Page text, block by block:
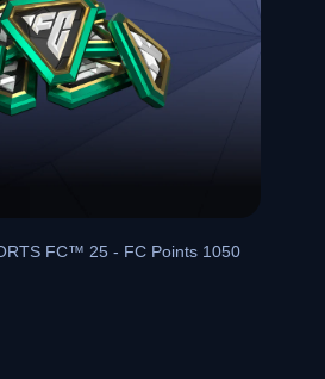
FC™ 25 - FC Points 1050